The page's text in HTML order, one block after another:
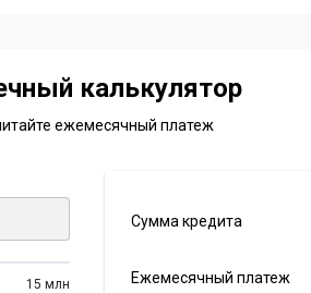
калькулятор
ежемесячный платеж
15 млн
Сумма кредита
Ежемесячный платеж